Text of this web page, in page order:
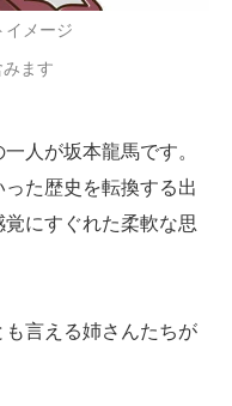
イメージ
ます
人が坂本龍馬です。
た歴史を転換する出
にすぐれた柔軟な思
言える姉さんたちが